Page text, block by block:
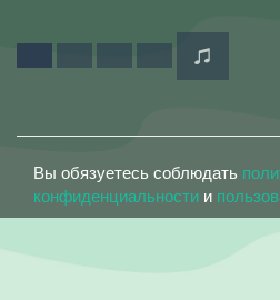
Вы обязуетесь соблюдать
конфиденциальности и